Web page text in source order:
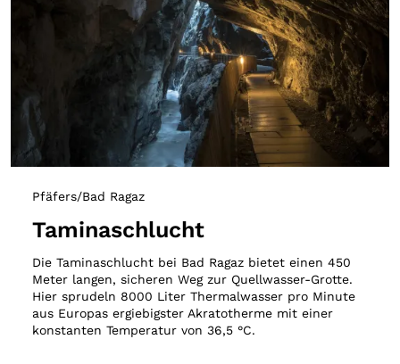
Pfäfers/Bad Ragaz
Taminaschlucht
Die Taminaschlucht bei Bad Ragaz bietet einen 450
Meter langen, sicheren Weg zur Quellwasser-Grotte.
Hier sprudeln 8000 Liter Thermalwasser pro Minute
aus Europas ergiebigster Akratotherme mit einer
konstanten Temperatur von 36,5 °C.